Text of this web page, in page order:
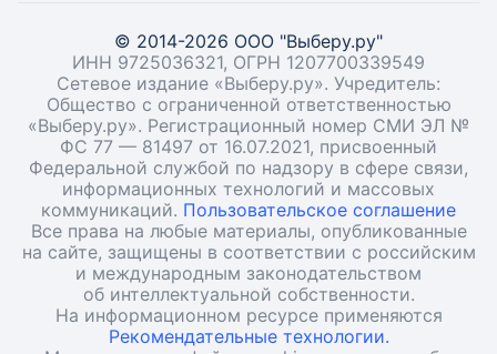
© 2014-2026 ООО "Выберу.ру"
ИНН 9725036321, ОГРН 1207700339549
Сетевое издание «Выберу.ру». Учредитель:
Общество с ограниченной ответственностью
«Выберу.ру». Регистрационный номер СМИ ЭЛ №
ФС 77 — 81497 от 16.07.2021, присвоенный
Федеральной службой по надзору в сфере связи,
информационных технологий и массовых
коммуникаций. Пользовательское соглашение
Все права на любые материалы, опубликованные
на сайте, защищены в соответствии с российским
и международным законодательством
об интеллектуальной собственности.
На информационном ресурсе применяются
Рекомендательные технологии.